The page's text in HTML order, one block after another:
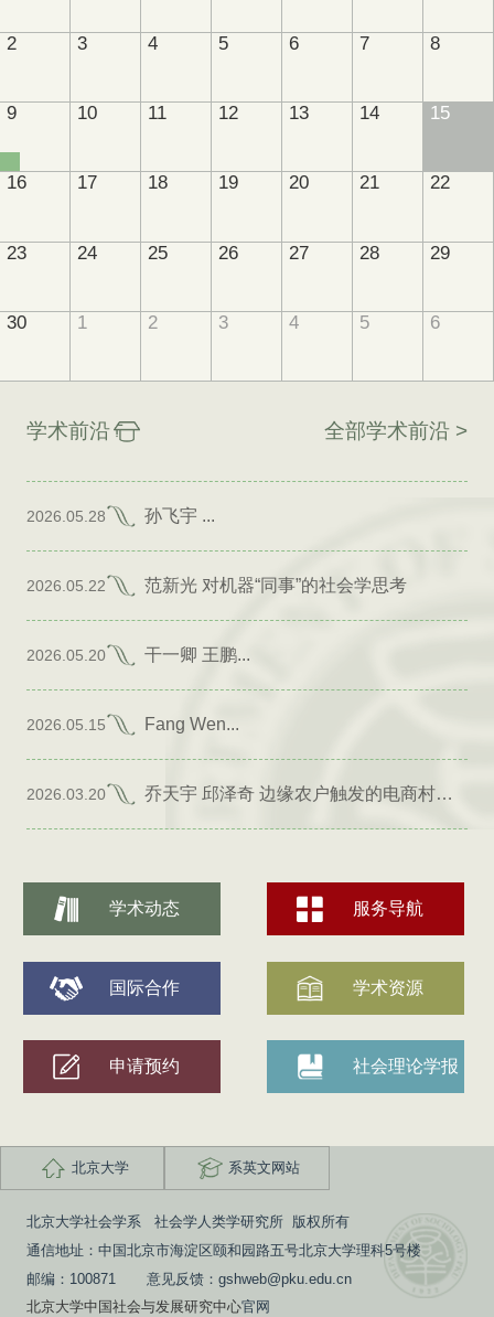
2 3 4 5 6 7 8
9 10 11 12 13 14 15
16 17 18 19 20 21 22
23 24 25 26 27 28 29
30 1 2 3 4 5 6
学术前沿 全部学术前沿 >
2026.05.28 孙飞宇 ...
2026.05.22 范新光 对机器“同事”的社会学思考
2026.05.20 干一卿 王鹏...
2026.05.15 Fang Wen...
2026.03.20 乔天宇 邱泽奇 边缘农户触发的电商村形成
学术动态 服务导航
国际合作 学术资源
申请预约 社会理论学报
北京大学 系英文网站
北京大学社会学系 社会学人类学研究所 版权所有
通信地址：中国北京市海淀区颐和园路五号北京大学理科5号楼
邮编：100871 意见反馈：gshweb@pku.edu.cn
北京大学中国社会与发展研究中心官网